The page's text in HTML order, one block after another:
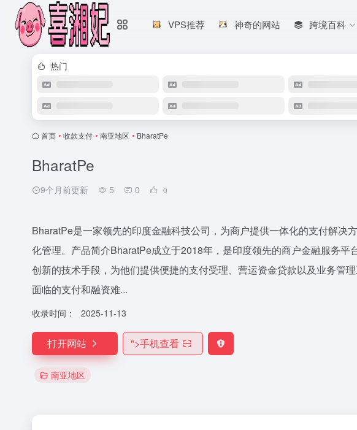
VPS推荐 神奇的网站 跨境百科
热门
首页 • 收款支付 • 南亚地区 • BharatPe
BharatPe
9个月前更新 5 0 0
BharatPe是一家领先的印度金融科技公司，为商户提供一体化的支付解决
化管理。产品简介BharatPe成立于2018年，是印度领先的商户金融服务平
创新的技术手段，为他们提供便捷的支付受理、营运资金贷款以及业务管
面临的支付和融资难...
收录时间： 2025-11-13
打开网站 ">手机查看
南亚地区